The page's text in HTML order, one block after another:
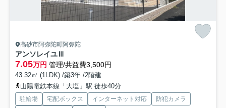
高砂市阿弥陀町阿弥陀
アンソレイユⅢ
7.05万円 管理/共益費3,500円
43.32㎡ (1LDK) /築3年 /2階建
山陽電鉄本線「大塩」駅 徒歩40分
駐輪場 宅配ボックス インターネット対応
防犯カメラ